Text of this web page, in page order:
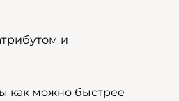
и
как можно быстрее